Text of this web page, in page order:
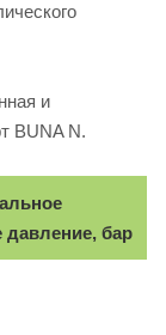
и
BUNA N.
давление, бар